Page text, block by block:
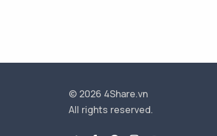
© 2026 4Share.vn
All rights reserved.